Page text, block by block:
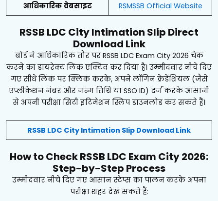
आधिकारिक वेबसाइट
RSMSSB Official Website
RSSB LDC City Intimation Slip Direct
Download Link
बोर्ड ने आधिकारिक तौर पर RSSB LDC Exam City 2026 चेक
करने का डायरेक्ट लिंक एक्टिव कर दिया है। उम्मीदवार नीचे दिए
गए सीधे लिंक पर क्लिक करके, अपने लॉगिन क्रेडेंशियल (जैसे
एप्लीकेशन नंबर और जन्म तिथि या SSO ID) दर्ज करके आसानी
से अपनी परीक्षा सिटी इंटिमेशन स्लिप डाउनलोड कर सकते हैं।
RSSB LDC City Intimation Slip Download Link
How to Check RSSB LDC Exam City 2026:
Step-by-Step Process
उम्मीदवार नीचे दिए गए आसान स्टेप्स का पालन करके अपना
परीक्षा शहर देख सकते हैं: